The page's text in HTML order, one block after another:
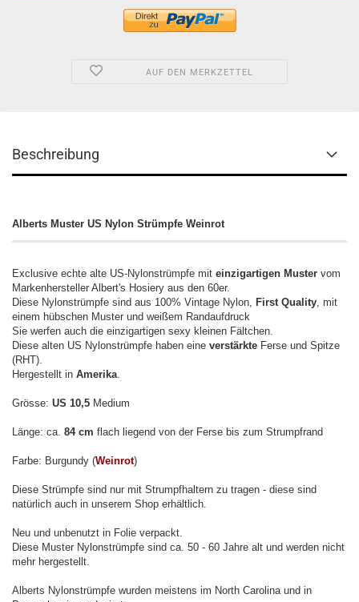
AUF DEN MERKZETTEL
Beschreibung
Alberts Muster US Nylon Strümpfe Weinrot
Exclusive echte alte US-Nylonstrümpfe mit einzigartigen Muster vom
Markenhersteller Albert's Hosiery aus den 60er.
Diese Nylonstrümpfe sind aus 100% Vintage Nylon, First Quality, mit
einem hübschen Muster und weißem Randaufdruck
Sie werfen auch die einzigartigen sexy kleinen Fältchen.
Diese alten US Nylonstrümpfe haben eine verstärkte Ferse und Spitze
(RHT).
Hergestellt in Amerika.
Grösse: US 10,5 Medium
Länge: ca. 84 cm flach liegend von der Ferse bis zum Strumpfrand
Farbe: Burgundy (Weinrot)
Diese Strümpfe sind nur mit Strumpfhaltern zu tragen - diese sind
natürlich auch in unserem Shop erhältlich.
Neu und unbenutzt in Folie verpackt.
Diese Muster Nylonstrümpfe sind ca. 50 - 60 Jahre alt und werden nicht
mehr hergestellt.
Alberts Nylonstrümpfe wurden meistens im North Carolina und in